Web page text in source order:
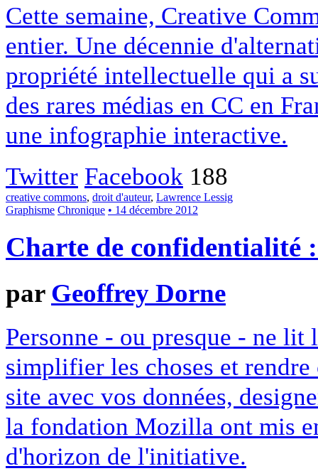
Cette semaine, Creative
entier. Une décennie
propriété intellectuelle qui a
des rares médias en CC en
une infographie interactive.
Twitter Facebook 188
creative commons, droit d'auteur, Lawrence Lessig
Graphisme Chronique • 14 décembre 2012
Charte de confidentialité
par Geoffrey Dorne
Personne - ou presque - ne
simplifier les choses et
site avec vos données,
la fondation Mozilla ont mis
d'horizon de l'initiative.